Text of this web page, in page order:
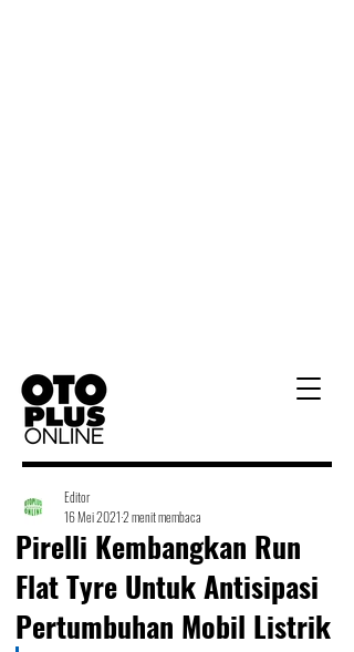
Pirelli Kembangkan Run
Flat Tyre Untuk Antisipasi
Pertumbuhan Mobil Listrik
Editor
16 Mei 20212 menit membaca